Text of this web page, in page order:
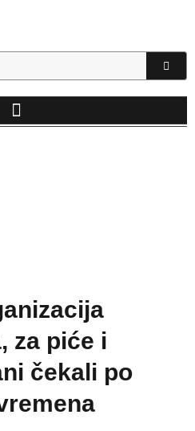
za piće i
čekali po